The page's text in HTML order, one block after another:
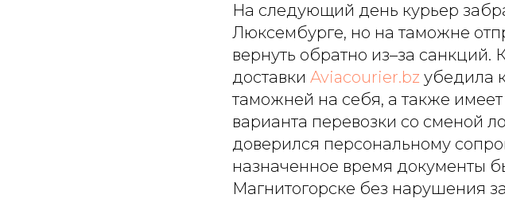
На следующий день курьер
Люксембурге, но на таможне
вернуть обратно из–за
доставки Aviacourier.bz убедила
таможней на себя, а также
варианта перевозки со сменой
доверился персональному
назначенное время документы
Магнитогорске без нарушения